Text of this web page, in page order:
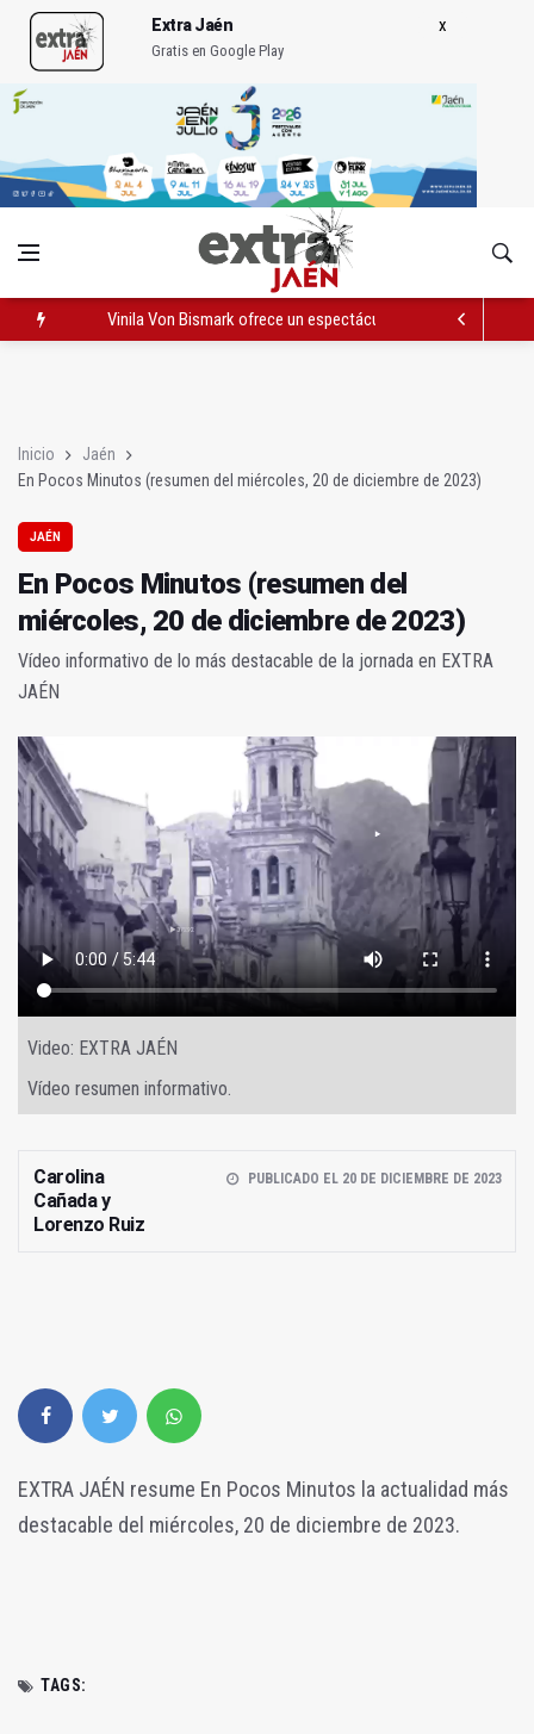
Extra Jaén
Gratis en Google Play
Vinila Von Bismark ofrece un espectáculo "rompedor" en el
Inicio
Jaén
En Pocos Minutos (resumen del miércoles, 20 de diciembre de 2023)
JAÉN
En Pocos Minutos (resumen del
miércoles, 20 de diciembre de 2023)
Vídeo informativo de lo más destacable de la jornada en EXTRA
JAÉN
Video: EXTRA JAÉN
Vídeo resumen informativo.
Carolina
Cañada y
Lorenzo Ruiz
PUBLICADO EL 20 DE DICIEMBRE DE 2023
EXTRA JAÉN resume En Pocos Minutos la actualidad más
destacable del miércoles, 20 de diciembre de 2023.
TAGS: